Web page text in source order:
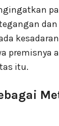
dan
premisnya
itu.